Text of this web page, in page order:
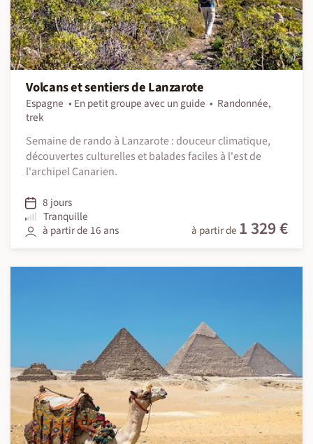
Volcans et sentiers de Lanzarote
Espagne En petit groupe avec un guide
Randonnée,
trek
Semaine de rando à Lanzarote : douceur climatique,
découvertes culturelles et balades faciles à l'est de
l'archipel Canarien.
8 jours
Tranquille
à partir de 16 ans
à partir de 1 329 €